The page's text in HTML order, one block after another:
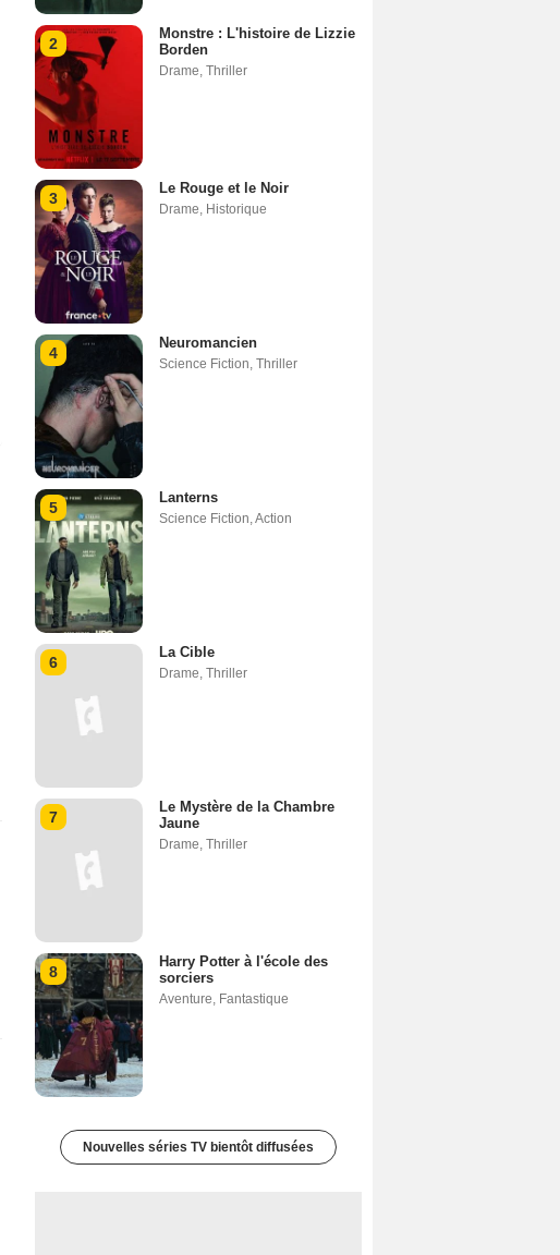
2
Monstre : L'histoire de Lizzie
Borden
Drame Thriller
3
Le Rouge et le Noir
Drame Historique
4
Neuromancien
Science Fiction Thriller
5
Lanterns
Science Fiction Action
6
La Cible
Drame Thriller
7
Le Mystère de la Chambre
Jaune
Drame Thriller
8
Harry Potter à l'école des
sorciers
Aventure Fantastique
Nouvelles séries TV bientôt diffusées